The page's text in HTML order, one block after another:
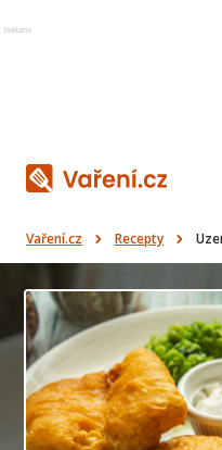
Reklama
Vaření.cz Recepty